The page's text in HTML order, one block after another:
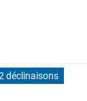
déclinaisons